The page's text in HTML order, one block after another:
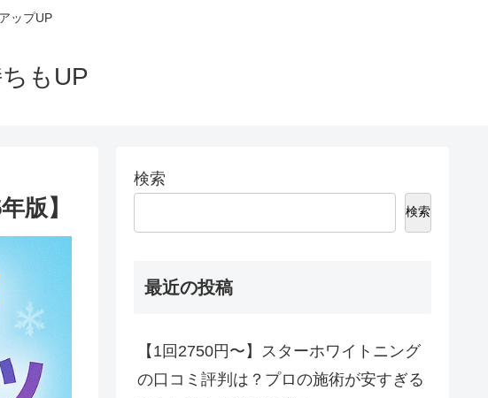
ップUP
もUP
版】
検索
検索
最近の投稿
【1回2750円〜】スターホワイトニング
の口コミ評判は？プロの施術が安すぎる